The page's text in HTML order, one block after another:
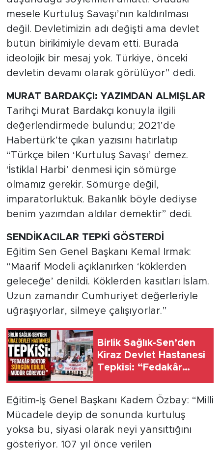
mesele Kurtuluş Savaşı’nın kaldırılması
değil. Devletimizin adı değişti ama devlet
bütün birikimiyle devam etti. Burada
ideolojik bir mesaj yok. Türkiye, önceki
devletin devamı olarak görülüyor” dedi.
MURAT BARDAKÇI: YAZIMDAN ALMIŞLAR
Tarihçi Murat Bardakçı konuyla ilgili
değerlendirmede bulundu; 2021’de
Habertürk’te çıkan yazısını hatırlatıp
“Türkçe bilen ‘Kurtuluş Savaşı’ demez.
‘İstiklal Harbi’ denmesi için sömürge
olmamız gerekir. Sömürge değil,
imparatorluktuk. Bakanlık böyle dediyse
benim yazımdan aldılar demektir” dedi.
SENDİKACILAR TEPKİ GÖSTERDİ
Eğitim Sen Genel Başkanı Kemal Irmak:
“Maarif Modeli açıklanırken ‘köklerden
geleceğe’ denildi. Köklerden kasıtları İslam.
Uzun zamandır Cumhuriyet değerleriyle
uğraşıyorlar, silmeye çalışıyorlar.”
Birlik Sağlık-Sen’den
Kiraz Devlet Hastanesi
Tepkisi: “Fedakâr
Müdür Görevde!”
Eğitim-İş Genel Başkanı Kadem Özbay: “Milli
Mücadele deyip de sonunda kurtuluş
yoksa bu, siyasi olarak neyi yansıttığını
gösteriyor. 107 yıl önce verilen